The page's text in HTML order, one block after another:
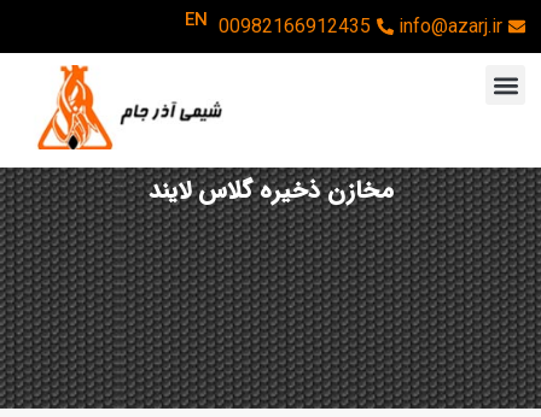
info@azarj.ir
00982166912435
EN
مخازن ذخیره گلاس لایند